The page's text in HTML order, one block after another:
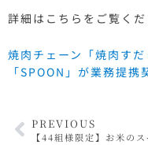
詳細はこちらをご覧くだ
焼肉チェーン「焼肉す
「SPOON」が業務提携
PREVIOUS